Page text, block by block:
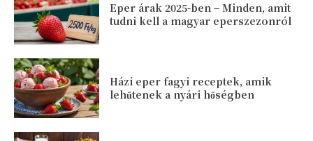
Eper árak 2025-ben – Minden, amit
tudni kell a magyar eperszezonról
Házi eper fagyi receptek, amik
lehűtenek a nyári hőségben